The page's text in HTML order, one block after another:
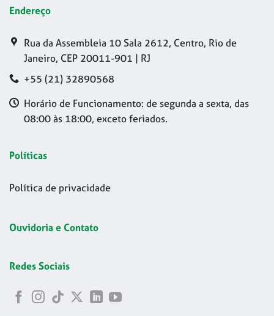
Endereço
Rua da Assembleia 10 Sala 2612, Centro, Rio de
Janeiro, CEP 20011-901 | RJ
+55 (21) 32890568
Horário de Funcionamento: de segunda a sexta, das
08:00 às 18:00, exceto feriados.
Políticas
Política de privacidade
Ouvidoria e Contato
Redes Sociais